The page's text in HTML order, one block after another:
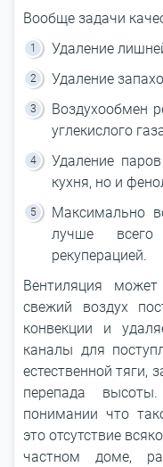
Вообще задачи
Удаление
Удаление
Воздухообмен
углекислого
Удаление
кухня, но и
Максимально
лучше
рекуперацией.
Вентиляция
свежий воздух
конвекции и
каналы для
естественной тяги,
перепада
понимании что
это отсутствие
частном доме,